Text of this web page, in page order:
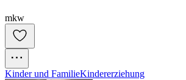
mkw
Kinder und FamilieKindererziehung